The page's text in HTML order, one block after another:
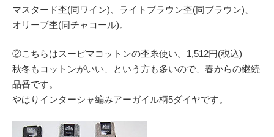
マスタード杢(同ワイン)、ライトブラウン杢(同ブラウン)、
オリーブ杢(同チャコール)。
②こちらはスーピマコットンの杢糸使い。1,512円(税込)
秋冬もコットンがいい、という方も多いので、春からの継続
品番です。
やはりインターシャ編みアーガイル柄5ダイヤです。